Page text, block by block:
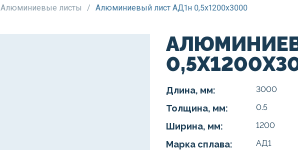
Алюминиевые листы / Алюминиевый лист АД1н 0,5х1200х3000
Длина, мм: 3000
Толщина, мм: 0.5
Ширина, мм: 1200
Марка сплава: АД1